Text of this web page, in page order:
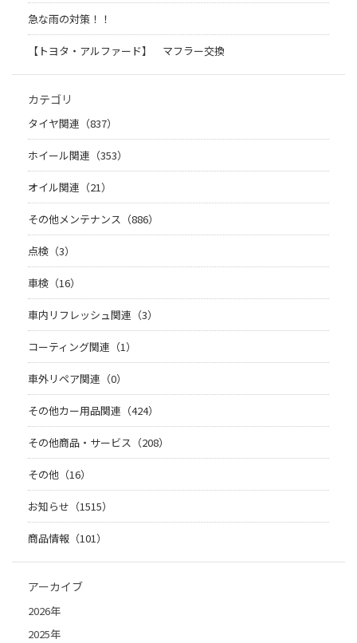
急な雨の対策！！
【トヨタ・アルファード】 マフラー交換
カテゴリ
タイヤ関連（837）
ホイール関連（353）
オイル関連（21）
その他メンテナンス（886）
点検（3）
車検（16）
車内リフレッシュ関連（3）
コーティング関連（1）
車外リペア関連（0）
その他カー用品関連（424）
その他商品・サービス（208）
その他（16）
お知らせ（1515）
商品情報（101）
アーカイブ
2026年
2025年